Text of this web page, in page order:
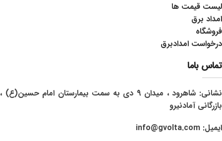
لیست قیمت ها
امداد برق
فروشگاه
درخواست امدادبرق
تماس باما
نشانی: شاهرود ، میدان 9 دی به سمت بیمارستان امام حسین(ع) ،
بازرگانی آمادنیرو
ایمیل: info@gvolta.com